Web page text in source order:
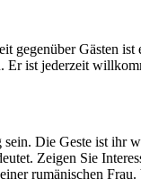
Gästen
ist jederzeit
Die Geste ist
Zeigen Sie
rumänischen